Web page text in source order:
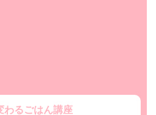
わるごはん講座